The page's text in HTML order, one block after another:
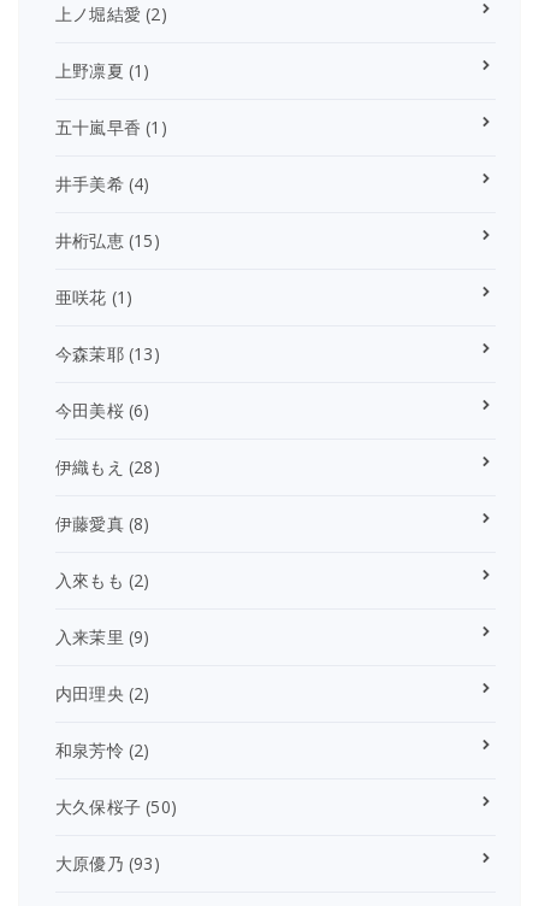
上ノ堀結愛 (2)
上野凛夏 (1)
五十嵐早香 (1)
井手美希(4)
井桁弘恵(15)
亜咲花 (1)
今森茉耶(13)
今田美桜(6)
伊織もえ (28)
伊藤愛真(8)
入來もも (2)
入来茉里 (9)
内田理央 (2)
和泉芳怜 (2)
大久保桜子 (50)
大原優乃 (93)